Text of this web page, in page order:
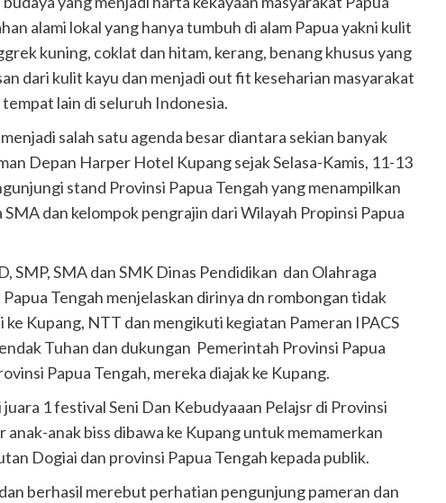
alami lokal yang hanya tumbuh di alam Papua yakni kulit
kuning, coklat dan hitam, kerang, benang khusus yang
dari kulit kayu dan menjadi out fit keseharian masyarakat
lain di seluruh Indonesia.
salah satu agenda besar diantara sekian banyak
Depan Harper Hotel Kupang sejak Selasa-Kamis, 11-13
stand Provinsi Papua Tengah yang menampilkan
SMA dan kelompok pengrajin dari Wilayah Propinsi Papua
SMP, SMA dan SMK Dinas Pendidikan dan Olahraga
Tengah menjelaskan dirinya dn rombongan tidak
ke Kupang, NTT dan mengikuti kegiatan Pameran IPACS
Tuhan dan dukungan Pemerintah Provinsi Papua
Papua Tengah, mereka diajak ke Kupang.
1 festival Seni Dan Kebudyaaan Pelajsr di Provinsi
anak-anak biss dibawa ke Kupang untuk memamerkan
Dogiai dan provinsi Papua Tengah kepada publik.
berhasil merebut perhatian pengunjung pameran dan